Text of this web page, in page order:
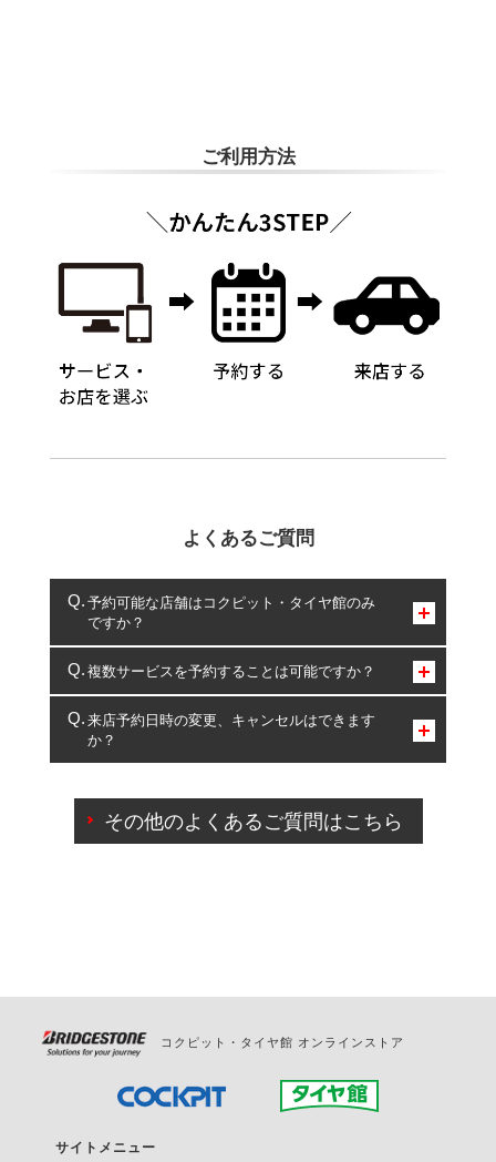
ご利用方法
よくあるご質問
予約可能な店舗はコクピット・タイヤ館のみ
ですか？
コクピット・タイヤ館のみとなります。
複数サービスを予約することは可能ですか？
複数サービスのご予約は可能です。
一部の商品・サービスの組み合わせに限り、同時にご予約が
出来ないものもございます。
来店予約日時の変更、キャンセルはできます
か？
ご来店予約日の3営業日前を過ぎている場合のご予約
の日時変更につきましては、直接ご予約の店舗まで
その他のよくあるご質問はこちら
コクピット・タイヤ館 オンラインストア
サイトメニュー